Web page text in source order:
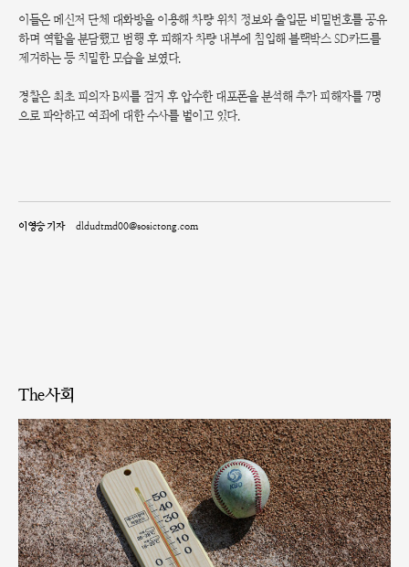
이들은 메신저 단체 대화방을 이용해 차량 위치 정보와 출입문 비밀번호를 공유
하며 역할을 분담했고 범행 후 피해자 차량 내부에 침입해 블랙박스 SD카드를
제거하는 등 치밀한 모습을 보였다.
경찰은 최초 피의자 B씨를 검거 후 압수한 대포폰을 분석해 추가 피해자를 7명
으로 파악하고 여죄에 대한 수사를 벌이고 있다.
이영승 기자 dldudtmd00@sosictong.com
The사회